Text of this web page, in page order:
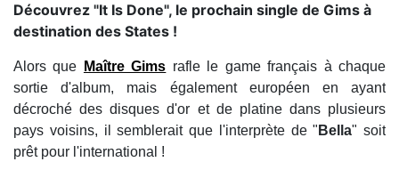
Découvrez "It Is Done", le prochain single de Gims à
destination des States !
Alors que Maître Gims rafle le game français à chaque
sortie d'album, mais également européen en ayant
décroché des disques d'or et de platine dans plusieurs
pays voisins, il semblerait que l'interprète de " Bella" soit
prêt pour l'international !